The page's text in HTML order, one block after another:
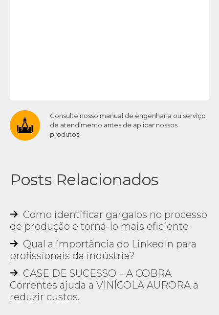
Consulte nosso manual de engenharia ou serviço
de atendimento antes de aplicar nossos
produtos.
Posts Relacionados
Como identificar gargalos no processo
de produção e torná-lo mais eficiente
Qual a importância do LinkedIn para
profissionais da indústria?
CASE DE SUCESSO – A COBRA
Correntes ajuda a VINÍCOLA AURORA a
reduzir custos.